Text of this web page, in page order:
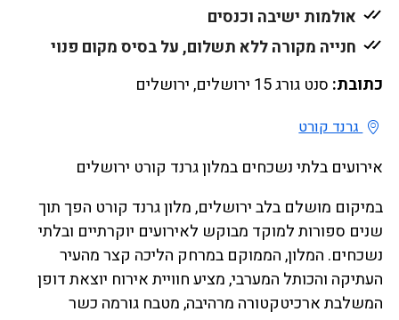
אולמות ישיבה וכנסים
חנייה מקורה ללא תשלום, על בסיס מקום פנוי
כתובת: סנט גורג 15 ירושלים, ירושלים
גרנד קורט
אירועים בלתי נשכחים במלון גרנד קורט ירושלים
במיקום מושלם בלב ירושלים, מלון גרנד קורט הפך תוך
שנים ספורות למוקד מבוקש לאירועים יוקרתיים ובלתי
נשכחים. המלון, הממוקם במרחק הליכה קצר מהעיר
העתיקה והכותל המערבי, מציע חוויית אירוח יוצאת דופן
המשלבת ארכיטקטורה מרהיבה, מטבח גורמה כשר